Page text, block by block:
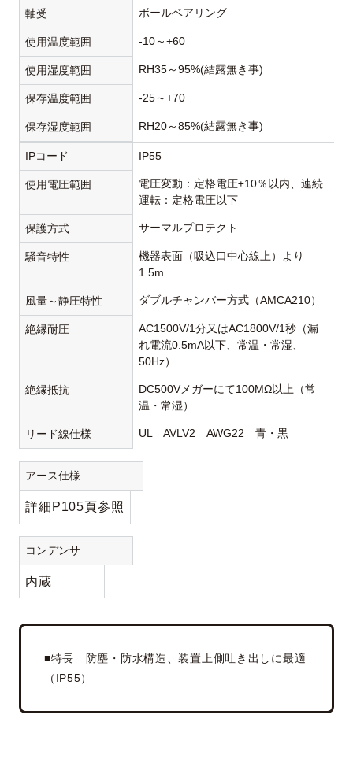
軸受 ボールベアリング
使用温度範囲 -10～+60
使用湿度範囲 RH35～95%(結露無き事)
保存温度範囲 -25～+70
保存湿度範囲 RH20～85%(結露無き事)
IPコード IP55
使用電圧範囲
電圧変動：定格電圧±10％以内、連続
運転：定格電圧以下
保護方式 サーマルプロテクト
騒音特性
機器表面（吸込口中心線上）より
1.5m
風量～静圧特性 ダブルチャンバー方式（AMCA210）
絶縁耐圧
AC1500V/1分又はAC1800V/1秒（漏
れ電流0.5mA以下、常温・常湿、
50Hz）
絶縁抵抗
DC500Vメガーにて100MΩ以上（常
温・常湿）
リード線仕様 UL AVLV2 AWG22 青・黒
アース仕様
詳細P105頁参照
コンデンサ
内蔵
■特長 防塵・防水構造、装置上側吐き出しに最適
（IP55）